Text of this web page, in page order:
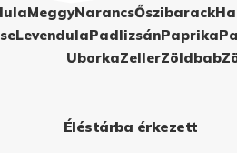
MeggyNarancsŐszibarack
LevendulaPadlizsánPaprika
UborkaZellerZöldbab
Éléstárba érkezett